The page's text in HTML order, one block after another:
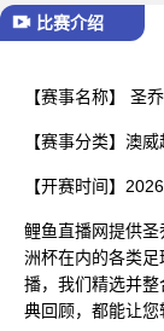
比赛介绍
【赛事名称】 圣
【赛事分类】 澳威
【开赛时间】
鲤鱼直播网提供
洲杯在内的各类
播，我们精选并
典回顾，都能让您